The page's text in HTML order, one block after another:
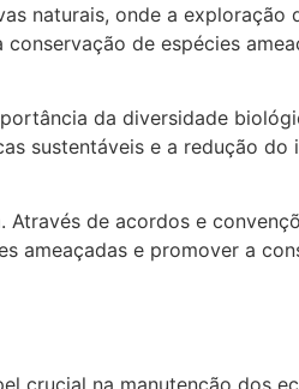
naturais, onde a exploração
de espécies
da diversidade
sustentáveis e a redução do
de acordos e
ameaçadas e promover a
crucial na manutenção dos